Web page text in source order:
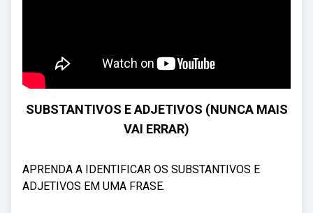
SUBSTANTIVOS E ADJETIVOS (NUNCA MAIS
VAI ERRAR)
APRENDA A IDENTIFICAR OS SUBSTANTIVOS E
ADJETIVOS EM UMA FRASE.